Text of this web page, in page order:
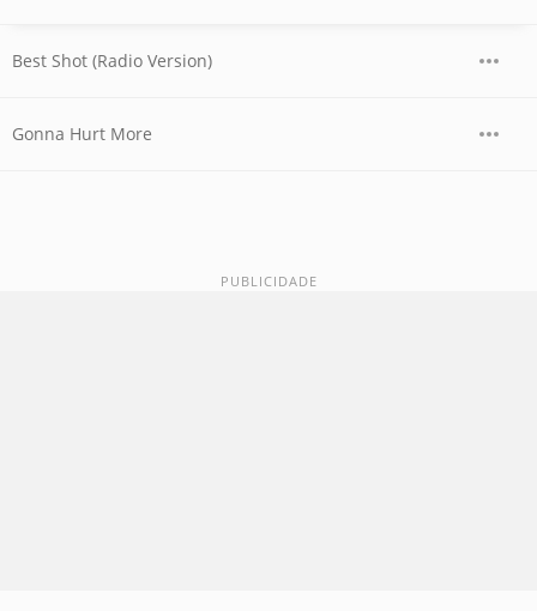
Best Shot (Radio Version)
Gonna Hurt More